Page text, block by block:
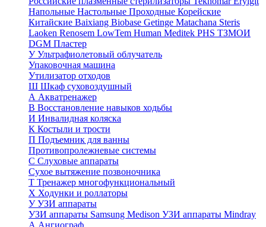
Напольные Настольные Проходные Корейские
Китайские Baixiang Biobase Getinge Matachana Steris
Laoken Renosem LowTem Human Meditek PHS ТЗМОИ
DGM Пластер
УУльтрафиолетовый облучатель
Упаковочная машина
Утилизатор отходов
Ш Шкаф суховоздушный
А Акватренажер
В Восстановление навыков ходьбы
И Инвалидная коляска
К Костыли и трости
П Подъемник для ванны
Противопролежневые системы
С Слуховые аппараты
Сухое вытяжение позвоночника
Т Тренажер многофункциональный
Х Ходунки и роллаторы
УУЗИ аппараты
УЗИ аппараты Samsung Medison УЗИ аппараты Mindray
А Ангиограф